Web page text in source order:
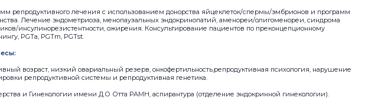
репродуктивного лечения с использованием донорства яйцеклеток/спермы/эмбрионов и программ
Лечение эндометриоза, менопаузальных эндокринопатий, аменореи/олигоменореи, синдрома
инсулинорезистентности, ожирения. Консультирование пациентов по преконцепционному
PGTa, PGTm, PGTst.
возраст, низкий овариальный резерв, онкофертильность,репродуктивная психология, нарушение
репродуктивной системы и репродуктивная генетика.
и Гинекологии имени Д.О Отта РАМН, аспирантура (отделение эндокринной гинекологии).